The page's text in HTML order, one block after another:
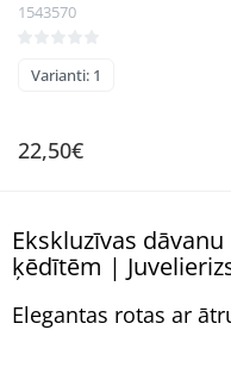
1543570
Varianti: 1
22,50€
Ekskluzīvas
ķēdītēm |
Elegantas rotas ar